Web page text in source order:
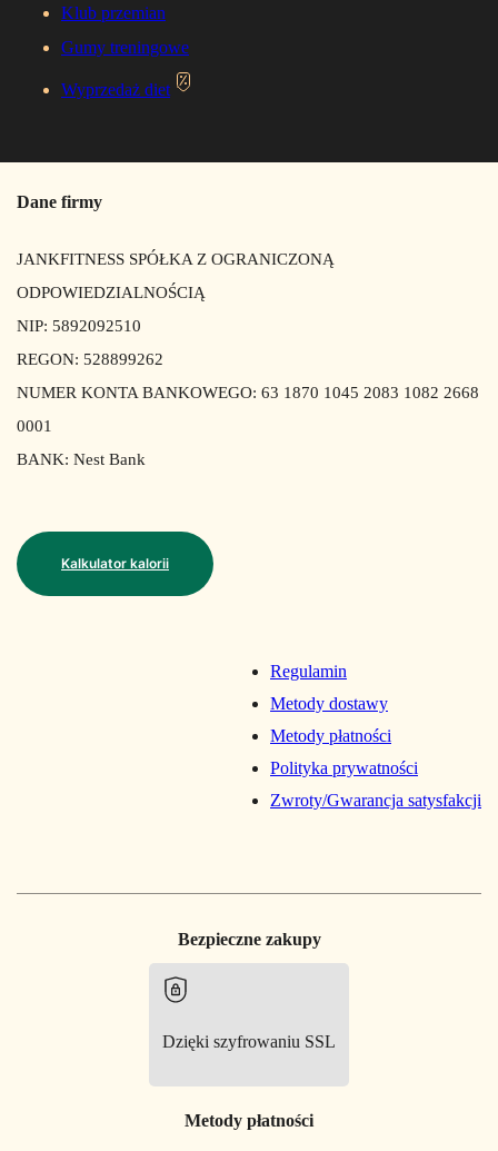
Klub przemian
Gumy treningowe
Wyprzedaż diet
Dane firmy
JANKFITNESS SPÓŁKA Z OGRANICZONĄ
ODPOWIEDZIALNOŚCIĄ
NIP: 5892092510
REGON: 528899262
NUMER KONTA BANKOWEGO: 63 1870 1045 2083 1082 2668
0001
BANK: Nest Bank
Kalkulator kalorii
Regulamin
Metody dostawy
Metody płatności
Polityka prywatności
Zwroty/Gwarancja satysfakcji
Bezpieczne zakupy
Dzięki szyfrowaniu SSL
Metody płatności